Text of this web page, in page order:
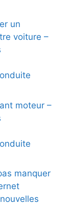
un
voiture –
moteur –
manquer